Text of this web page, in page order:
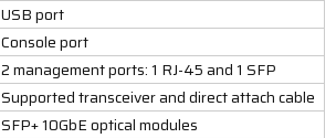
USB port
Console port
2 management ports: 1 RJ-45 and 1 SFP
Supported transceiver and direct attach cable
SFP+ 10GbE optical modules